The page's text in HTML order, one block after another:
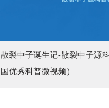
散裂中子诞生记-散裂中子源
国优秀科普微视频）